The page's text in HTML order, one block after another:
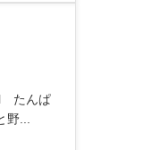
たんぱ
野...